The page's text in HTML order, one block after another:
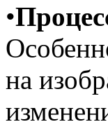
•
на